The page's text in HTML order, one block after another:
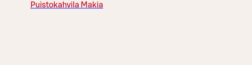
Puistokahvila Makia